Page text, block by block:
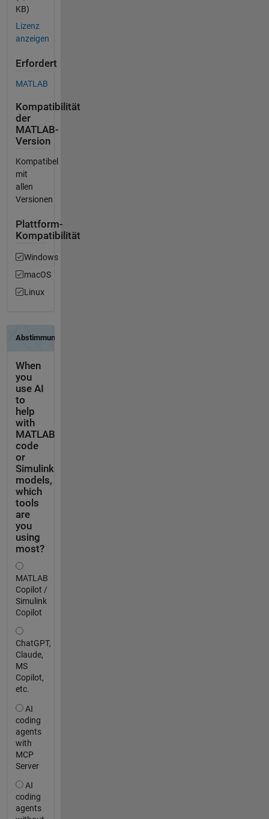
KB)
Lizenz
anzeigen
Erfordert
MATLAB
Kompatibilität
der
MATLAB-
Version
Kompatibel
mit
allen
Versionen
Plattform-
Kompatibilität
Windows
macOS
Linux